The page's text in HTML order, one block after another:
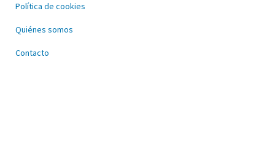
Política de cookies
Quiénes somos
Contacto